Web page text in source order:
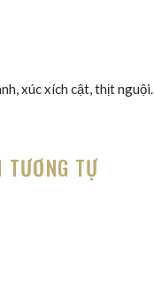
xúc xích cật, thịt nguội.
TƯƠNG TỰ